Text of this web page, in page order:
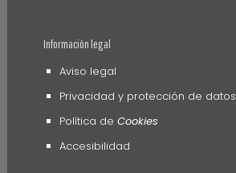
Información legal
Aviso legal
Privacidad y protección de datos
Política de Cookies
Accesibilidad